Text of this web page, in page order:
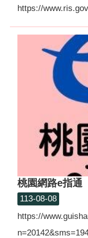
https://
桃園網路e指通
113-08-08
https://